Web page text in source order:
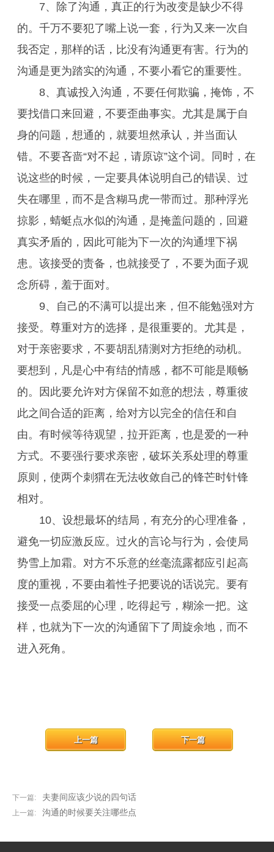
7、除了沟通，真正的行为改变是缺少不得
的。千万不要犯了嘴上说一套，行为又来一次自
我否定，那样的话，比没有沟通更有害。行为的
沟通是更为踏实的沟通，不要小看它的重要性。
8、真诚投入沟通，不要任何欺骗，掩饰，不
要找借口来回避，不要歪曲事实。尤其是属于自
身的问题，想通的，就要坦然承认，并当面认
错。不要吝啬“对不起，请原谅”这个词。同时，在
说这些的时候，一定要具体说明自己的错误、过
失在哪里，而不是含糊马虎一带而过。那种浮光
掠影，蜻蜓点水似的沟通，是掩盖问题的，回避
真实矛盾的，因此可能为下一次的沟通埋下祸
患。该接受的责备，也就接受了，不要为面子观
念所碍，羞于面对。
9、自己的不满可以提出来，但不能勉强对方
接受。尊重对方的选择，是很重要的。尤其是，
对于亲密要求，不要胡乱猜测对方拒绝的动机。
要想到，凡是心中有结的情感，都不可能是顺畅
的。因此要允许对方保留不如意的想法，尊重彼
此之间合适的距离，给对方以完全的信任和自
由。有时候等待观望，拉开距离，也是爱的一种
方式。不要强行要求亲密，破坏关系处理的尊重
原则，使两个刺猬在无法收敛自己的锋芒时针锋
相对。
10、设想最坏的结局，有充分的心理准备，
避免一切应激反应。过火的言论与行为，会使局
势雪上加霜。对方不乐意的丝毫流露都应引起高
度的重视，不要由着性子把要说的话说完。要有
接受一点委屈的心理，吃得起亏，糊涂一把。这
样，也就为下一次的沟通留下了周旋余地，而不
进入死角。
下一篇: 夫妻间应该少说的四句话
下一篇
上一篇: 沟通的时候要关注哪些点
上一篇